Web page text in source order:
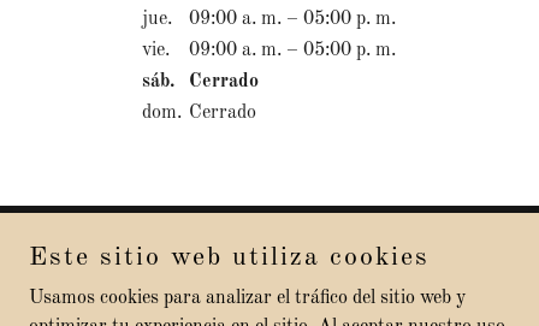
jue.
09:00 a. m. – 05:00 p. m.
vie.
09:00 a. m. – 05:00 p. m.
sáb.
Cerrado
dom. Cerrado
Copyright © 2026 tsvrc.com - Todos los derechos reservados.
Con tecnología de
Este sitio web utiliza cookies
Usamos cookies para analizar el tráfico del sitio web y